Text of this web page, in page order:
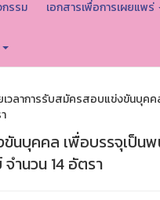
รรม เอกสารเพื่อการเผยแพร่
เวลาการรับสมัครสอบแข่งขันบุค
ขันบุคคล เพื่อบรรจุเป็
ำนวน 14 อัตรา